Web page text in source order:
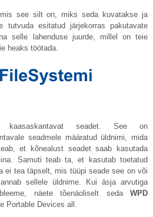
see silt on, miks seda kuvatakse ja
tutvuda esitatud järjekorras pakutavate
selle lahenduse juurde, millel on teie
heaks töötada.
kaasaskantavat seadet. See on
seadmele määratud üldnimi, mida
et kõnealust seadet saab kasutada
Samuti teab ta, et kasutab toetatud
ei tea täpselt, mis tüüpi seade see on või
sellele üldnime. Kui äsja arvutiga
näete tõenäoliselt sedaWPD
Portable Devices all.